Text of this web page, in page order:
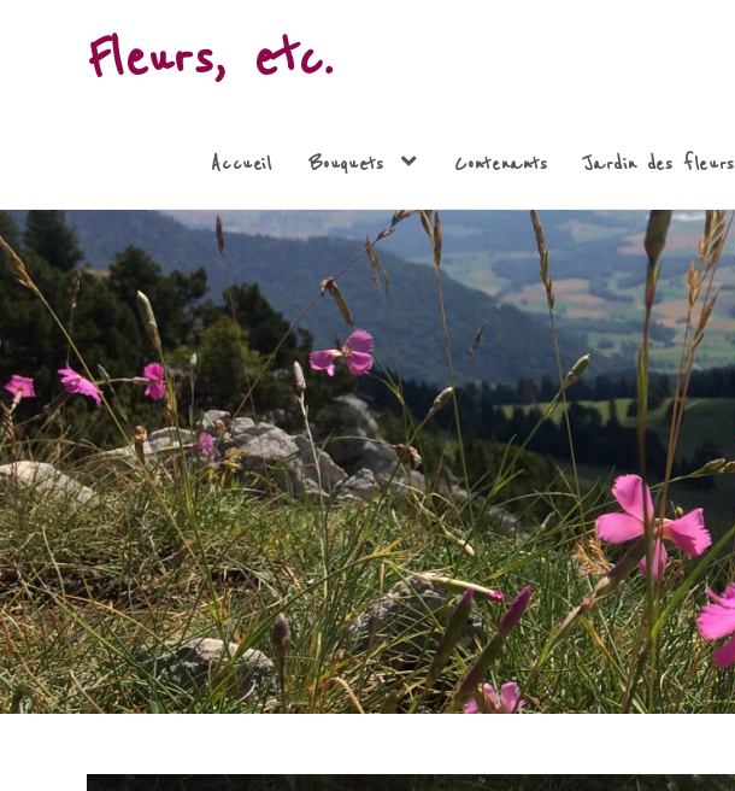
Fleurs, etc.
Accueil Bouquets Contenants Jardin des fleurs